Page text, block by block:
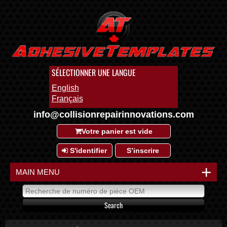
SÉLECTIONNER UNE LANGUE
English
Français
info@collisionrepairinnovations.com
Votre panier est vide
S'identifier S’inscrire
+
MAIN MENU